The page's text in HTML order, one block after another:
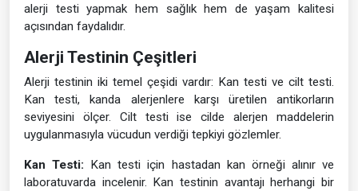
alerji testi yapmak hem sağlık hem de yaşam kalitesi
açısından faydalıdır.
Alerji Testinin Çeşitleri
Alerji testinin iki temel çeşidi vardır: Kan testi ve cilt testi.
Kan testi, kanda alerjenlere karşı üretilen antikorların
seviyesini ölçer. Cilt testi ise cilde alerjen maddelerin
uygulanmasıyla vücudun verdiği tepkiyi gözlemler.
Kan Testi: Kan testi için hastadan kan örneği alınır ve
laboratuvarda incelenir. Kan testinin avantajı herhangi bir